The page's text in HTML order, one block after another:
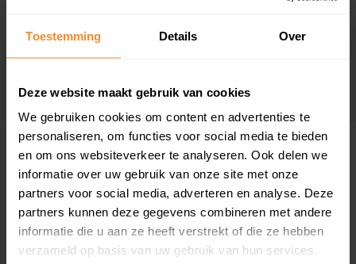
Toestemming Details Over
Deze website maakt gebruik van cookies
We gebruiken cookies om content en advertenties te
personaliseren, om functies voor social media te bieden
en om ons websiteverkeer te analyseren. Ook delen we
informatie over uw gebruik van onze site met onze
partners voor social media, adverteren en analyse. Deze
partners kunnen deze gegevens combineren met andere
informatie die u aan ze heeft verstrekt of die ze hebben
verzameld op basis van uw gebruik van hun services.
Verkoopdatum
Woningen